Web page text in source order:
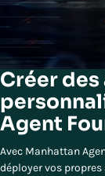
Créer des
Agent
Avec Manhattan
déployer vos